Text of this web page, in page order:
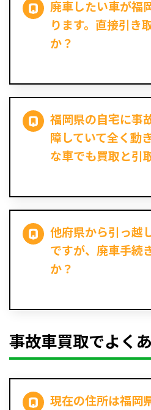
廃車したい車が福
ります。直接引き
か？
福岡県の自宅に事
障していて全く動
な車でも買取と引
他府県から引っ越
ですが、廃車手続
か？
事故車買取でよく
現在の住所は福岡